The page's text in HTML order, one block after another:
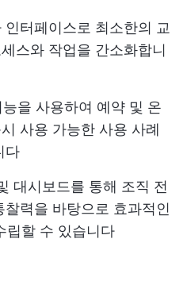
터페이스로 최소한의 교
스와 작업을 간소화합니
을 사용하여 예약 및 온
사용 가능한 사용 사례
다
대시보드를 통해 조직 전
력을 바탕으로 효과적인
립할 수 있습니다